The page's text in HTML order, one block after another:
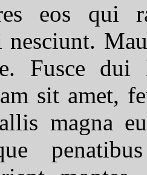
eos qui
nesciunt.
Fusce
sit amet,
magna